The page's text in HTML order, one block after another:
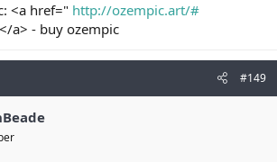
<a href=" http://ozempic.art/#
a> - buy ozempic
#149